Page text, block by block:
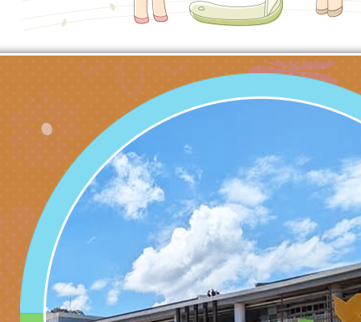
其合輯一覽表1份（
https://reurl.cc/
「115學年度體育班
明會」
函轉有關司法院辦理
制度宣導活動
財團法人人本教育文
擬舉辦『教出會思考
孩-2026森林小學巡
向AI對親子關係的挑
桃園市八德區大成國
辦「桃園市115學年
藝術才能音樂班鑑定
長說明會
有關本局製作本市「
站學生心理關懷平臺
桃園市平鎮區忠貞國
辦「桃園市115學年
藝術才能國樂班鑑定
長說明會
轉知國立高雄師範大
「2026全國特殊教
學術研討會」暨徵稿
函轉內政部檢送修正
反詐宣導影片連結一
函轉內政部為強化社